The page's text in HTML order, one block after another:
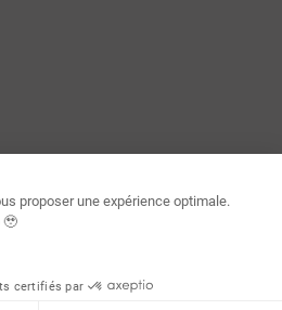
proposer une expérience optimale.
🥹
certifiés par